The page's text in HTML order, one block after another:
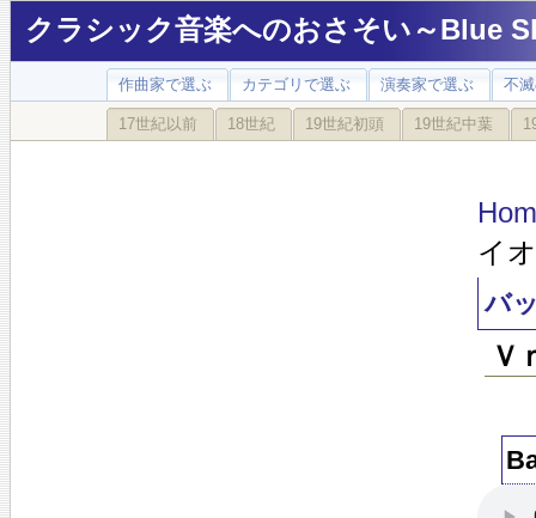
クラシック音楽へのおさそい～Blue
作曲家で選ぶ カテゴリで選ぶ 演奏家で選ぶ 不
17世紀以前 18世紀 19世紀初頭 19世紀中葉
イ
バ
Ｖ